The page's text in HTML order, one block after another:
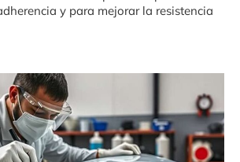
y para mejorar la resistencia